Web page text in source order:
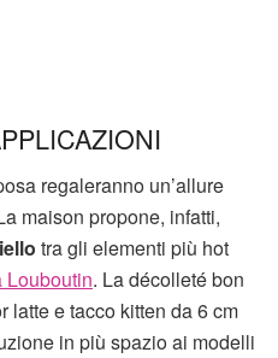
regaleranno un’allure
maison propone, infatti,
tra gli elementi più hot
Louboutin. La décolleté bon
latte e tacco kitten da 6 cm
in più spazio ai modelli